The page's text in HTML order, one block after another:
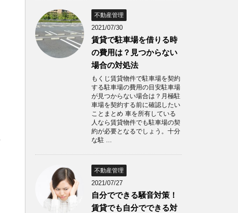
不動産管理
2021/07/30
賃貸で駐車場を借りる時
の費用は？見つからない
場合の対処法
もくじ賃貸物件で駐車場を契約
する駐車場の費用の目安駐車場
が見つからない場合は？月極駐
車場を契約する前に確認したい
ことまとめ 車を所有している
人なら賃貸物件でも駐車場の契
約が必要となるでしょう。十分
な駐 ...
不動産管理
2021/07/27
自分でできる騒音対策！
賃貸でも自分でできる対